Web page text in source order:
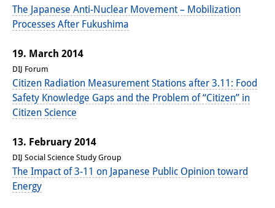
Join us!
Wissenschaftliche MitarbeiterInnen
Stipendienprogramm für
Promovierende
GastwissenschaftlerInnen-
Programm
Praktikum
Links
The Japanese Anti-Nuclear Movement – Mobilization
Processes After Fukushima
19. March 2014
DIJ Forum
Citizen Radiation Measurement Stations after 3.11: Food
Safety Knowledge Gaps and the Problem of “Citizen” in
Citizen Science
13. February 2014
DIJ Social Science Study Group
The Impact of 3-11 on Japanese Public Opinion toward
Energy